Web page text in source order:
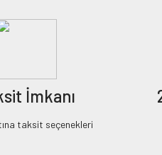
İmkanı
taksit seçenekleri